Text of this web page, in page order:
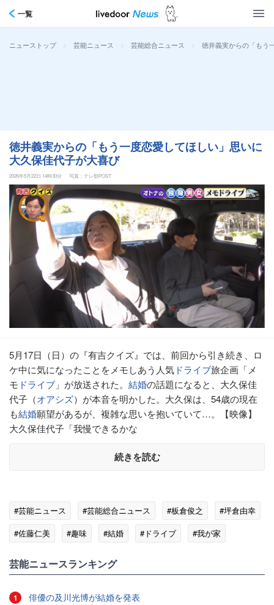
一覧
ニューストップ > 芸能ニュース > 芸能総合ニュース > 徳井義実からの「もう
徳井義実からの「もう一度恋愛してほしい」思いに
大久保佳代子が大喜び
2026年5月22日 14時30分 写真：テレ朝POST
5月17日（日）の『有吉クイズ』では、前回から引き続き、ロ
ケ中に気になったことをメモしあう人気 ドライブ旅企画「メ
モ ドライブ 」が放送された。 結婚の話題になると、大久保佳
代子（オアシズ）が本音を明かした。大久保は、54歳の現在
も結婚願望があるが、複雑な思いを抱いていて…。【映像】
大久保佳代子「我慢できるかな
続きを読む
#芸能ニュース #芸能総合ニュース #板倉俊之
#坪倉由幸
#佐藤仁美
#趣味 #結婚 #ドライブ
#我が家
芸能ニュースランキング
1 俳優の及川光博が結婚を発表